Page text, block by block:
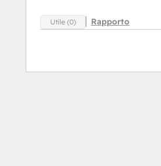
Utile (0) Rapporto